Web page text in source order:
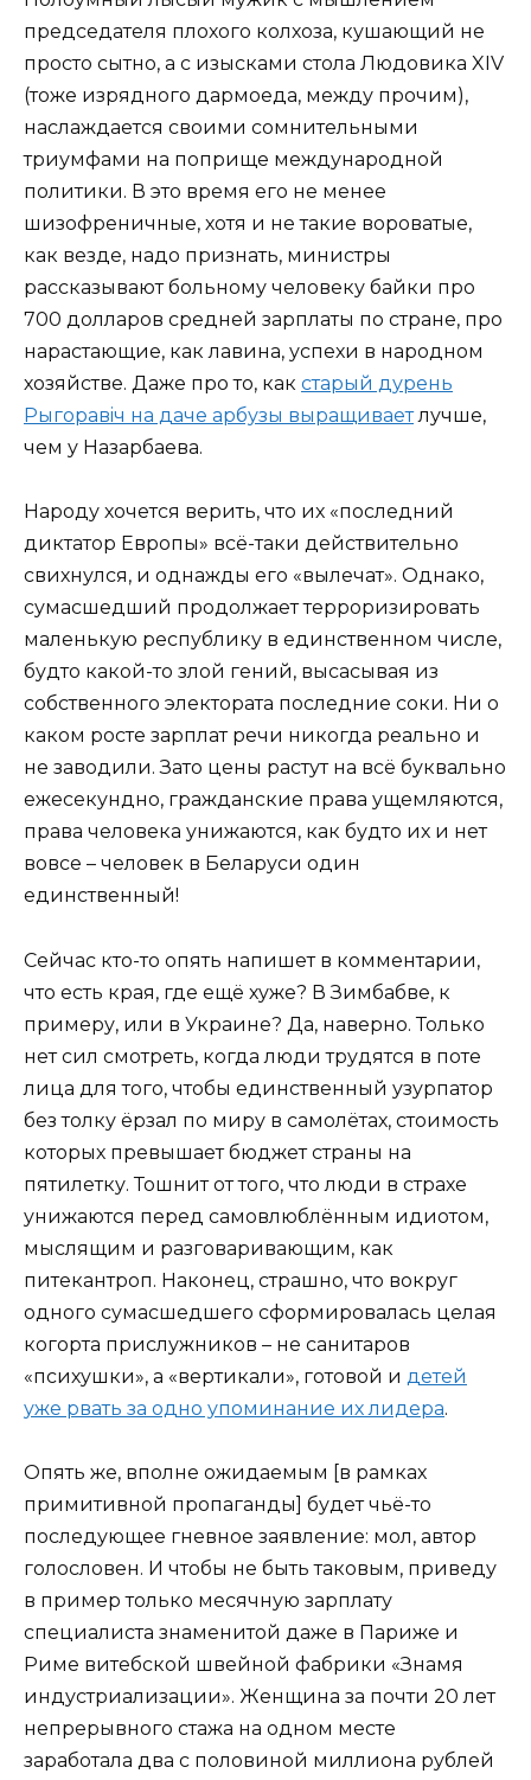
председателя плохого колхоза, кушающий не
просто сытно, а с изысками стола Людовика XIV
(тоже изрядного дармоеда, между прочим),
наслаждается своими сомнительными
триумфами на поприще международной
политики. В это время его не менее
шизофреничные, хотя и не такие вороватые,
как везде, надо признать, министры
рассказывают больному человеку байки про
700 долларов средней зарплаты по стране, про
нарастающие, как лавина, успехи в народном
хозяйстве. Даже про то, как старый дурень
Рыгоравiч на даче арбузы выращиваетлучше,
чем у Назарбаева.
Народу хочется верить, что их «последний
диктатор Европы» всё-таки действительно
свихнулся, и однажды его «вылечат». Однако,
сумасшедший продолжает терроризировать
маленькую республику в единственном числе,
будто какой-то злой гений, высасывая из
собственного электората последние соки. Ни о
каком росте зарплат речи никогда реально и
не заводили. Зато цены растут на всё буквально
ежесекундно, гражданские права ущемляются,
права человека унижаются, как будто их и нет
вовсе – человек в Беларуси один
единственный!
Сейчас кто-то опять напишет в комментарии,
что есть края, где ещё хуже? В Зимбабве, к
примеру, или в Украине? Да, наверно. Только
нет сил смотреть, когда люди трудятся в поте
лица для того, чтобы единственный узурпатор
без толку ёрзал по миру в самолётах, стоимость
которых превышает бюджет страны на
пятилетку. Тошнит от того, что люди в страхе
унижаются перед самовлюблённым идиотом,
мыслящим и разговаривающим, как
питекантроп. Наконец, страшно, что вокруг
одного сумасшедшего сформировалась целая
когорта прислужников – не санитаров
«психушки», а «вертикали», готовой и детей
уже рвать за одно упоминание их лидера.
Опять же, вполне ожидаемым [в рамках
примитивной пропаганды] будет чьё-то
последующее гневное заявление: мол, автор
голословен. И чтобы не быть таковым, приведу
в пример только месячную зарплату
специалиста знаменитой даже в Париже и
Риме витебской швейной фабрики «Знамя
индустриализации». Женщина за почти 20 лет
непрерывного стажа на одном месте
заработала два с половиной миллиона рублей